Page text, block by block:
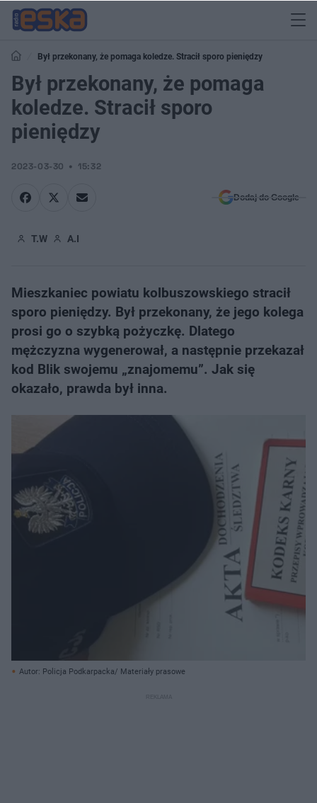
Był przekonany, że pomaga koledze. Stracił sporo pieniędzy
Był przekonany, że pomaga
koledze. Stracił sporo
pieniędzy
2023-03-30 15:32
Dodaj do Google
T.W A.I
Mieszkaniec powiatu kolbuszowskiego stracił
sporo pieniędzy. Był przekonany, że jego kolega
prosi go o szybką pożyczkę. Dlatego
mężczyzna wygenerował, a następnie przekazał
kod Blik swojemu „znajomemu”. Jak się
okazało, prawda był inna.
Autor: Policja Podkarpacka/ Materiały prasowe